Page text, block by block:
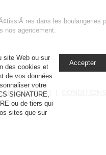
dans les
nos agencement.
LEGALES
site Web ou sur
des cookies et
de vos données
votre
SIGNATURE,
ou de tiers qui
sites que sur
Accepter